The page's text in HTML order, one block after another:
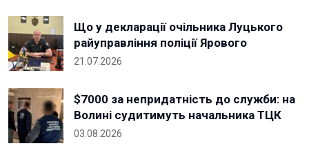
Що у декларації очільника Луцького
райуправління поліції Ярового
21.07.2026
$7000 за непридатність до служби: на
Волині судитимуть начальника ТЦК
03.08.2026